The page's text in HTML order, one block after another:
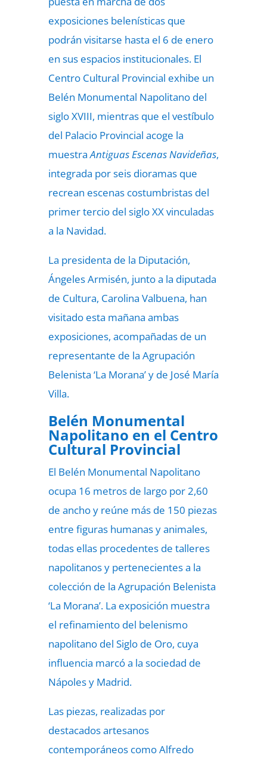
exposiciones belenísticas que
podrán visitarse hasta el 6 de enero
en sus espacios institucionales. El
Centro Cultural Provincial exhibe un
Belén Monumental Napolitano del
siglo XVIII, mientras que el vestíbulo
del Palacio Provincial acoge la
muestra Antiguas Escenas Navideñas,
integrada por seis dioramas que
recrean escenas costumbristas del
primer tercio del siglo XX vinculadas
a la Navidad.
La presidenta de la Diputación,
Ángeles Armisén, junto a la diputada
de Cultura, Carolina Valbuena, han
visitado esta mañana ambas
exposiciones, acompañadas de un
representante de la Agrupación
Belenista ‘La Morana’ y de José María
Villa.
Belén Monumental
Napolitano en el Centro
Cultural Provincial
El Belén Monumental Napolitano
ocupa 16 metros de largo por 2,60
de ancho y reúne más de 150 piezas
entre figuras humanas y animales,
todas ellas procedentes de talleres
napolitanos y pertenecientes a la
colección de la Agrupación Belenista
‘La Morana’. La exposición muestra
el refinamiento del belenismo
napolitano del Siglo de Oro, cuya
influencia marcó a la sociedad de
Nápoles y Madrid.
Las piezas, realizadas por
destacados artesanos
contemporáneos como Alfredo